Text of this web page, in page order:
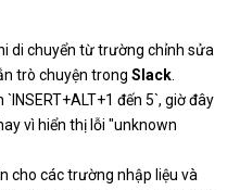
di chuyển từ trường chỉnh sửa
trò chuyện trong Slack
`INSERT+ALT+1 đến 5`, giờ đây
vì hiển thị lỗi "unknown
cho các trường nhập liệu và